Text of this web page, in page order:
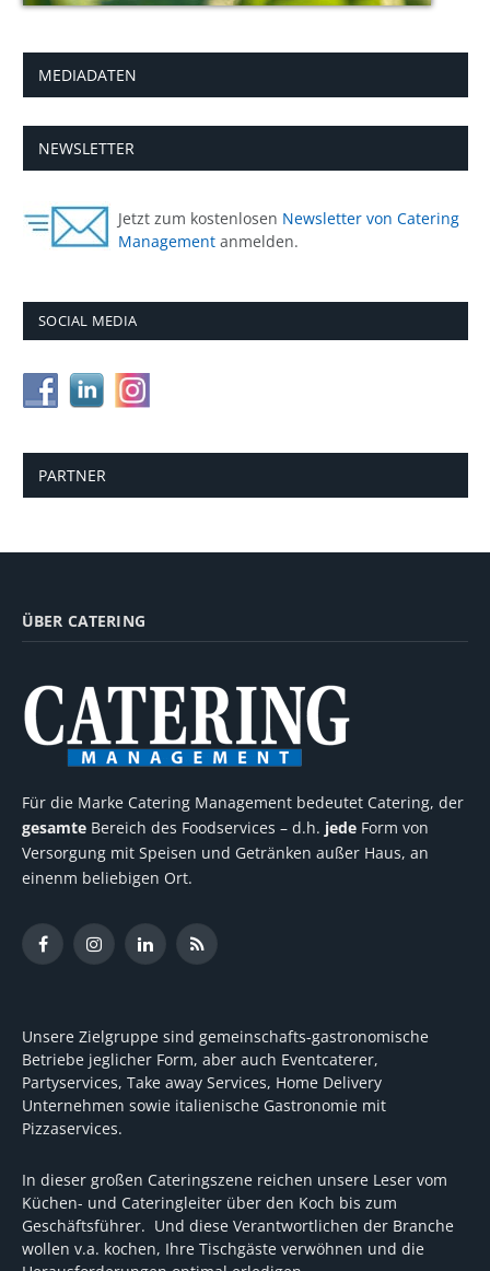
MEDIADATEN
NEWSLETTER
Jetzt zum kostenlosen Newsletter von Catering
Management anmelden.
SOCIAL MEDIA
PARTNER
ÜBER CATERING
Für die Marke Catering Management bedeutet Catering, der
gesamte Bereich des Foodservices – d.h. jede Form von
Versorgung mit Speisen und Getränken außer Haus, an
einenm beliebigen Ort.
FacebookInstagramLinkedInRSS
Unsere Zielgruppe sind gemeinschafts-gastronomische
Betriebe jeglicher Form, aber auch Eventcaterer,
Partyservices, Take away Services, Home Delivery
Unternehmen sowie italienische Gastronomie mit
Pizzaservices.
In dieser großen Cateringszene reichen unsere Leser vom
Küchen- und Cateringleiter über den Koch bis zum
Geschäftsführer. Und diese Verantwortlichen der Branche
wollen v.a. kochen, Ihre Tischgäste verwöhnen und die